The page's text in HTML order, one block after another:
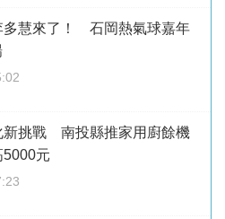
多慧來了！ 石岡熱氣球嘉年
新挑戰 南投縣推家用廚餘機
5000元